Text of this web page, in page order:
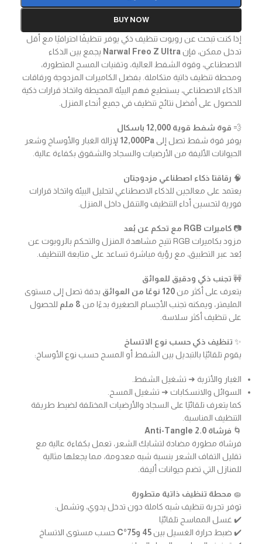
BUY NOW
إذا كنت تبحث عن روبوت تنظيف ذكي يوفر تنظيفًا احترافيًا مع أقل
تدخل ممكن، فإن Narwal Freo Z Ultra يجمع بين الذكاء
الاصطناعي، وقوة الشفط العالية، وتقنيات المسح المتطورة،
ومحطة تنظيف ذاتية متكاملة. بفضل الكاميرات المزدوجة ورقاقات
الذكاء الاصطناعي، يستطيع فهم البيئة المحيطة واتخاذ قرارات ذكية
للحصول على أفضل نتائج تنظيف في جميع أنحاء المنزل.
💨 قوة شفط قوية 12,000 باسكال
يوفر قوة شفط تصل إلى 12,000Pa لإزالة الغبار والأوساخ وشعر
الحيوانات الأليفة من الأرضيات والسجاد والشقوق بكفاءة عالية.
🧠 رقاقتا ذكاء اصطناعي مزدوجتان
يعتمد على معالجين للذكاء الاصطناعي لتحليل البيئة واتخاذ قرارات
فورية لتحسين أداء التنظيف والتنقل داخل المنزل.
📷 كاميرات RGB مع تحكم عن بُعد
مزود بكاميرات RGB تتيح مشاهدة المنزل والتحكم بالروبوت عن
بُعد عبر التطبيق، مع رؤية مباشرة تساعد على متابعة التنظيف.
🚧 تجنب ذكي ودقيق للعوائق
يتعرف على أكثر من120 نوعًا من العوائق
بدقة تصل إلى مستوى
المليمتر، ويمكنه تجنب الأجسام الصغيرة بدءًا من 8 ملم
للحصول
على تنظيف أكثر سلاسة.
✨ تنظيف ذكي حسب نوع الاتساخ
يقوم تلقائيًا بالتبديل بين الشفط أو المسح حسب نوع الأوساخ:
الغبار والأتربة ➜ تشغيل الشفط.
السوائل والانسكابات ➜ تشغيل المسح.
كما يتعرف تلقائيًا على السجاد والأرضيات المختلفة لضبط طريقة
التنظيف المناسبة.
🌀 فرشاة Anti-Tangle 2.0
فرشاة مطورة مضادة لتشابك الشعر، تعمل بكفاءة عالية مع
تقليل التفاف الشعر بنسبة شبه معدومة، مما يجعلها مثالية
للمنازل التي تضم حيوانات أليفة.
🧽 محطة تنظيف ذاتية متطورة
توفر تجربة تنظيف شبه كاملة دون تدخل يدوي، وتشمل:
✔️ غسل المماسح تلقائيًا
✔️ ضبط حرارة الغسيل بين45 و75°C
حسب مستوى الاتساخ